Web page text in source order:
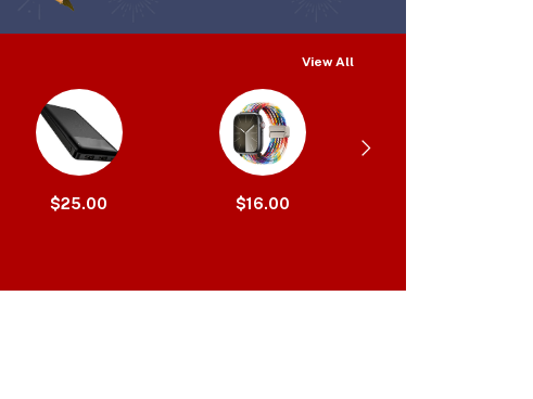
View All
$25.00 $16.00